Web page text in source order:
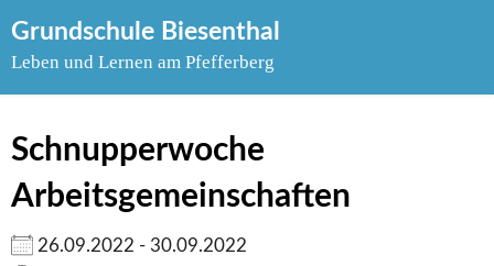
to
Grundschule Biesenthal
Leben und Lernen am Pfefferberg
Schnupperwoche
Arbeitsgemeinschaften
26.09.2022 - 30.09.2022